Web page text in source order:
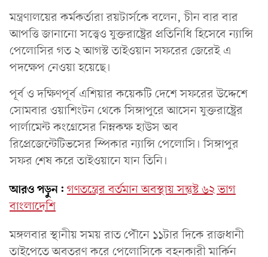
মন্ত্রণালয়ের কর্মকর্তারা রয়টার্সকে বলেন, চীন বার বার
আপত্তি জানানো সত্ত্বেও যুক্তরাষ্ট্রের প্রতিনিধি হিসেবে ন্যান্সি
পেলোসির গত ২ আগস্ট তাইওয়ান সফরের জেরেই এ
পদক্ষেপ নেওয়া হয়েছে।
পূর্ব ও দক্ষিণপূর্ব এশিয়ার কয়েকটি দেশে সফরের উদ্দেশে
সোমবার ওয়াশিংটন থেকে সিঙ্গাপুরে আসেন যুক্তরাষ্ট্রের
পার্লামেন্ট কংগ্রেসের নিম্নকক্ষ হাউস অব
রিপ্রেজেন্টেটিভসের স্পিকার ন্যান্সি পেলোসি। সিঙ্গাপুর
সফর শেষ করে তাইওয়ানে যান তিনি।
আরও পড়ুন: গণতন্ত্রের বর্তমান অবস্থায় সন্তুষ্ট ৬২ ভাগ
বাংলাদেশি
মঙ্গলবার স্থানীয় সময় রাত পৌনে ১১টার দিকে রাজধানী
তাইপেতে অবতরণ করে পেলোসিকে বহনকারী মার্কিন